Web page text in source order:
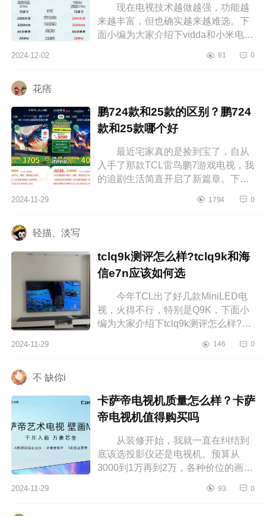
现在电视技术越做越强，功能越
来越丰富，但也确实越来越难选。下
面小编为大家介绍下vidda和小米电视
个 vidda和小米电视哪个质量
2024-12-02 81 0
花痞
鹏724款和25款的区别？鹏724
款和25款哪个好
最近宅家真的是捡到宝了，自从
入手了那款TCL雷鸟鹏7游戏电视，我
的追剧生活简直开启了新篇章。下面
区别？鹏724款和25款哪个好 鹏
2024-11-29 1794 0
轻描、淡写
tclq9k测评怎么样?tclq9k和海
信e7n应该如何选
今年TCL出了好几款MiniLED电
视，火得不行，特别是Q9K，下面小
编为大家介绍下tclq9k测评怎么样?
tclq9k测评怎么样 电视看了差不多
2024-11-29 146 0
不 缺你i
卡萨帝电视机质量怎么样？卡萨
帝电视机值得购买吗
从装修开始，我就一直在纠结到
底该选投影仪还是电视机。预算从
3000到1万再到2万，各种价位的画质
择了卡萨帝电视机，这真是一个明智
2024-11-29 93 0